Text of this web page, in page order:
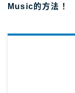
Adobe Stock
illustAC日
Music的方法！